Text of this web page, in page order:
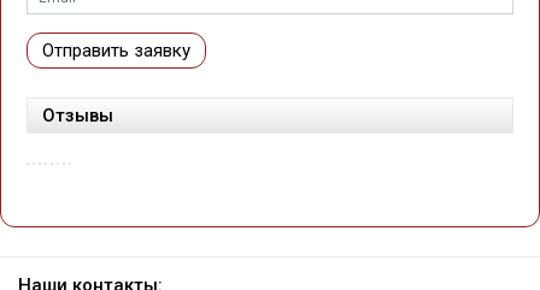
Отправить заявку
Отзывы
Наши контакты: